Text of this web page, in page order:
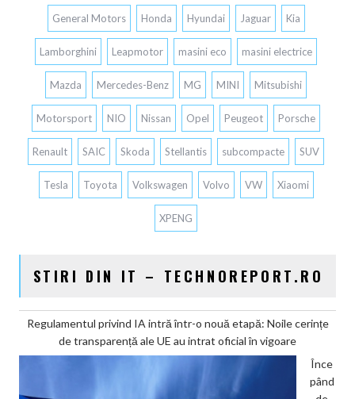
General Motors Honda Hyundai Jaguar Kia
Lamborghini Leapmotor masini eco masini electrice
Mazda Mercedes-Benz MG MINI Mitsubishi
Motorsport NIO Nissan Opel Peugeot Porsche
Renault SAIC Skoda Stellantis subcompacte SUV
Tesla Toyota Volkswagen Volvo VW Xiaomi
XPENG
STIRI DIN IT – TECHNOREPORT.RO
Regulamentul privind IA intră într-o nouă etapă: Noile cerințe
de transparență ale UE au intrat oficial în vigoare
Înce
pând